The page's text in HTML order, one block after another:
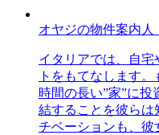
オヤジの物件案内人
イタリアでは、自宅
トをもてなします
時間の長い”家”に
結することを彼らは
チベーションも、彼